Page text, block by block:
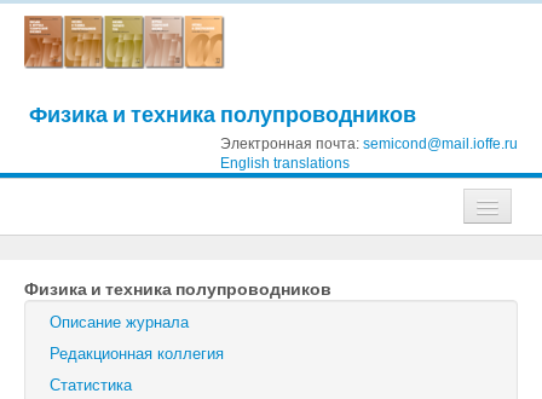
Физика и техника полупроводников
Электронная почта: semicond@mail.ioffe.ru
English translations
Журнал технической физики
Письма в Журнал технической физики
Физика твердого тела
Физика и техника полупроводников
Описание журнала
Редакционная коллегия
Статистика